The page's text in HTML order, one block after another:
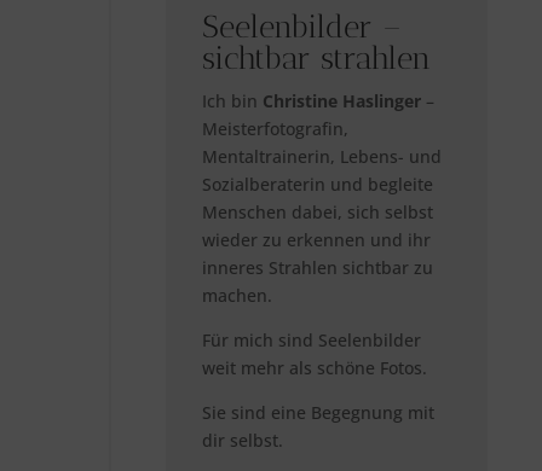
Seelenbilder –
sichtbar strahlen
Ich bin Christine Haslinger–
Meisterfotografin,
Mentaltrainerin, Lebens- und
Sozialberaterin und begleite
Menschen dabei, sich selbst
wieder zu erkennen und ihr
inneres Strahlen sichtbar zu
machen.
Für mich sind Seelenbilder
weit mehr als schöne Fotos.
Sie sind eine Begegnung mit
dir selbst.